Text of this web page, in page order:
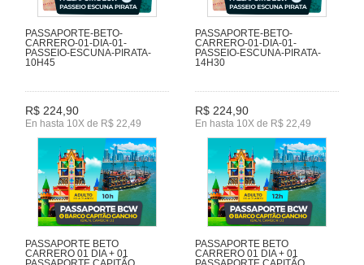
PASSAPORTE-BETO-
CARRERO-01-DIA-01-
PASSEIO-ESCUNA-PIRATA-
10H45
R$ 224,90
En hasta 10X de R$ 22,49
PASSAPORTE-BETO-
CARRERO-01-DIA-01-
PASSEIO-ESCUNA-PIRATA-
14H30
R$ 224,90
En hasta 10X de R$ 22,49
PASSAPORTE BETO
CARRERO 01 DIA + 01
PASSAPORTE BETO
CARRERO 01 DIA + 01